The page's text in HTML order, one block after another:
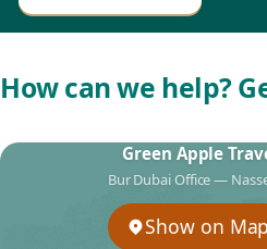
How can we help?
Green Apple
Bur Dubai Office —
Show on Map